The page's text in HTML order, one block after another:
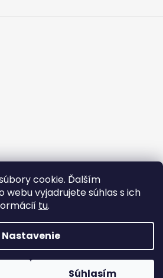
cookie. Ďalším
vyjadrujete súhlas s ich
tu.
Nastavenie
Súhlasím
. Všetky práva vyhradené.